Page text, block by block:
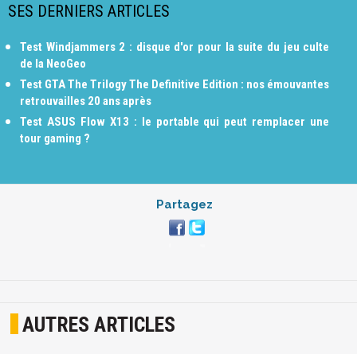
SES DERNIERS ARTICLES
Test Windjammers 2 : disque d'or pour la suite du jeu culte
de la NeoGeo
Test GTA The Trilogy The Definitive Edition : nos émouvantes
retrouvailles 20 ans après
Test ASUS Flow X13 : le portable qui peut remplacer une
tour gaming ?
Partagez
AUTRES ARTICLES